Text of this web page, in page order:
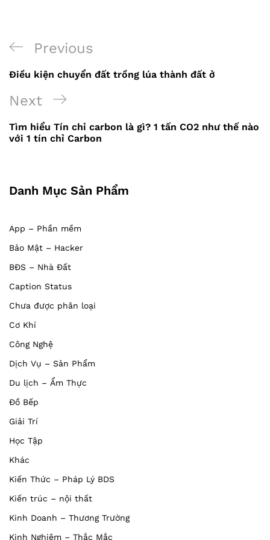
hướng
bài
viết
Previous
Post
Previous
Điều kiện chuyển đất trồng lúa thành đất ở
Next
Post
Next
Tìm hiểu Tín chỉ carbon là gì? 1 tấn CO2 như thế nào
với 1 tín chỉ Carbon
Danh Mục Sản Phẩm
App – Phần mềm
Bảo Mật – Hacker
BĐS – Nhà Đất
Caption Status
Chưa được phân loại
Cơ Khí
Công Nghệ
Dịch Vụ – Sản Phẩm
Du lịch – Ẩm Thực
Đồ Bếp
Giải Trí
Học Tập
Khác
Kiến Thức – Pháp Lý BDS
Kiến trúc – nội thất
Kinh Doanh – Thương Trường
Kinh Nghiệm – Thắc Mắc